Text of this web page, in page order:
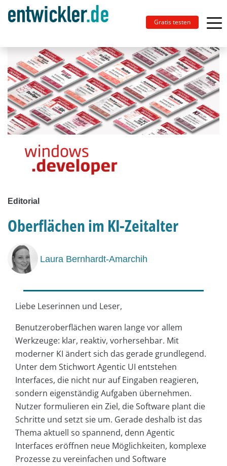
Gratis testen
Editorial
Oberflächen im KI-Zeitalter
Laura Bernhardt-Amarchih
Liebe Leserinnen und Leser,
Benutzeroberflächen waren lange vor allem
Werkzeuge: klar, reaktiv, vorhersehbar. Mit
moderner KI ändert sich das gerade grundlegend.
Unter dem Stichwort Agentic UI entstehen
Interfaces, die nicht nur auf Eingaben reagieren,
sondern eigenständig Aufgaben übernehmen.
Nutzer formulieren ein Ziel, die Software plant die
Schritte und setzt sie um. Gerade deshalb ist das
Thema aktuell so spannend, denn Agentic
Interfaces eröffnen neue Möglichkeiten, komplexe
Prozesse zu vereinfachen und Software